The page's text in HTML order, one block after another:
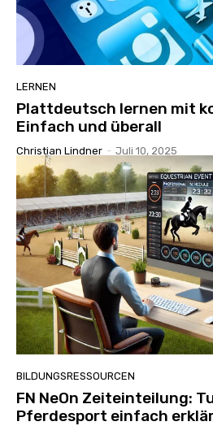
LERNEN
Plattdeutsch lernen mit
Einfach und überall
Christian Lindner - Juli 10, 2025
BILDUNGSRESSOURCEN
FN NeOn Zeiteinteilung:
Pferdesport einfach